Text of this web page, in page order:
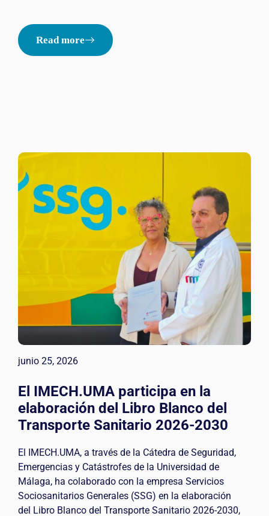
Read more
junio 25, 2026
El IMECH.UMA participa en la
elaboración del Libro Blanco del
Transporte Sanitario 2026-2030
El IMECH.UMA, a través de la Cátedra de Seguridad,
Emergencias y Catástrofes de la Universidad de
Málaga, ha colaborado con la empresa Servicios
Sociosanitarios Generales (SSG) en la elaboración
del Libro Blanco del Transporte Sanitario 2026-2030,